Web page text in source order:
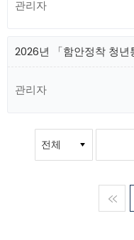
관리자
2026년 「함안정착 청
관리자